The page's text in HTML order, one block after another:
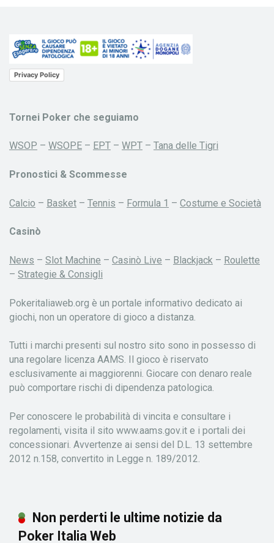
Privacy Policy
Tornei Poker che seguiamo
WSOP – WSOPE – EPT – WPT – Tana delle Tigri
Pronostici & Scommesse
Calcio – Basket – Tennis – Formula 1 – Costume e Società
Casinò
News – Slot Machine – Casinò Live – Blackjack – Roulette
– Strategie & Consigli
Pokeritaliaweb.org è un portale informativo dedicato ai
giochi, non un operatore di gioco a distanza.
Tutti i marchi presenti sul nostro sito sono in possesso di
una regolare licenza AAMS. Il gioco è riservato
esclusivamente ai maggiorenni. Giocare con denaro reale
può comportare rischi di dipendenza patologica.
Per conoscere le probabilità di vincita e consultare i
regolamenti, visita il sito www.aams.gov.it e i portali dei
concessionari. Avvertenze ai sensi del D.L. 13 settembre
2012 n.158, convertito in Legge n. 189/2012.
Non perderti le ultime notizie da
Poker Italia Web